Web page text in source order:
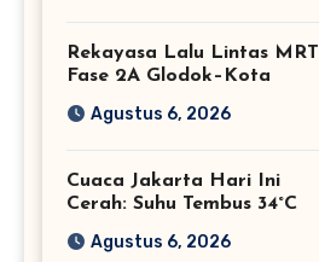
Rekayasa Lalu Lintas MRT
Fase 2A Glodok–Kota
Agustus 6, 2026
Cuaca Jakarta Hari Ini
Cerah: Suhu Tembus 34°C
Agustus 6, 2026